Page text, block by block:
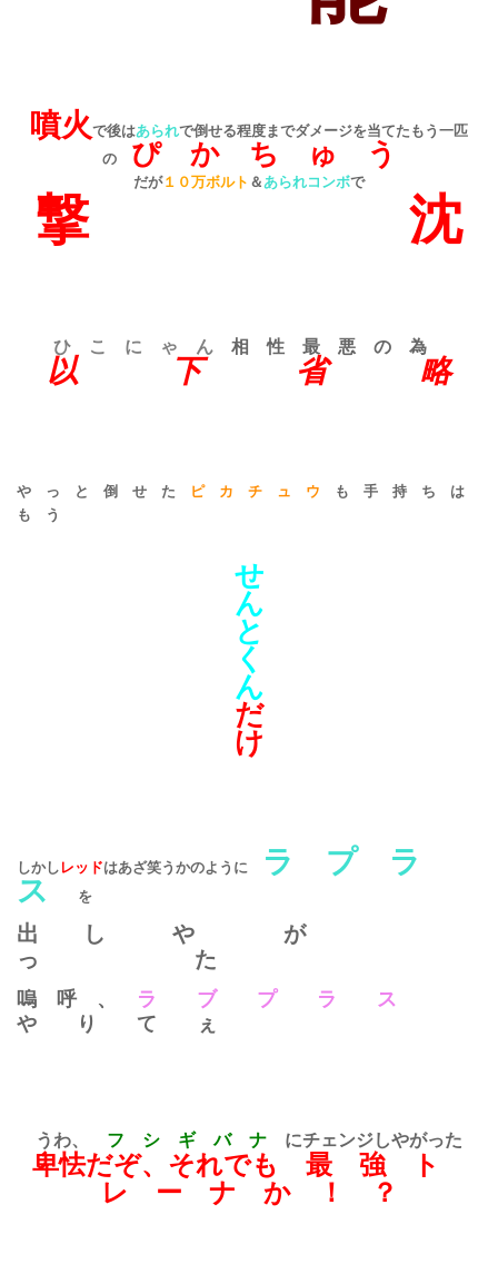
噴火で後はあられで倒せる程度までダメージを当てたもう一匹
の ぴ か ち ゅ う
だが１０万ボルト ＆ あられコンボで
撃 沈
ひ こ に ゃ ん 相 性 最 悪 の 為
以 下 省 略
や っ と 倒 せ た ピ カ チ ュ ウ も 手 持 ち は
も う
せ
ん
と
く
ん
だ
け
しかし レッドはあざ笑うかのように ラ プ ラ
ス を
出 し や が
っ た
嗚 呼 、 ラ ブ プ ラ ス
や り て ぇ
うわ、 フ シ ギ バ ナ にチェンジしやがった
卑怯だぞ、それでも 最 強 ト
レ ー ナ か ！ ？